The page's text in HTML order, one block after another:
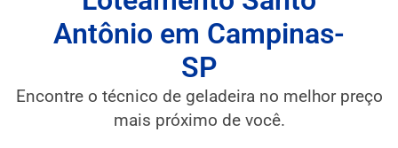
Antônio em Campinas-
SP
Encontre o técnico de geladeira no melhor preço
mais próximo de você.